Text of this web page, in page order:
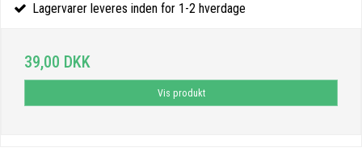
Lagervarer leveres inden for 1-2 hverdage
39,00 DKK
Vis produkt